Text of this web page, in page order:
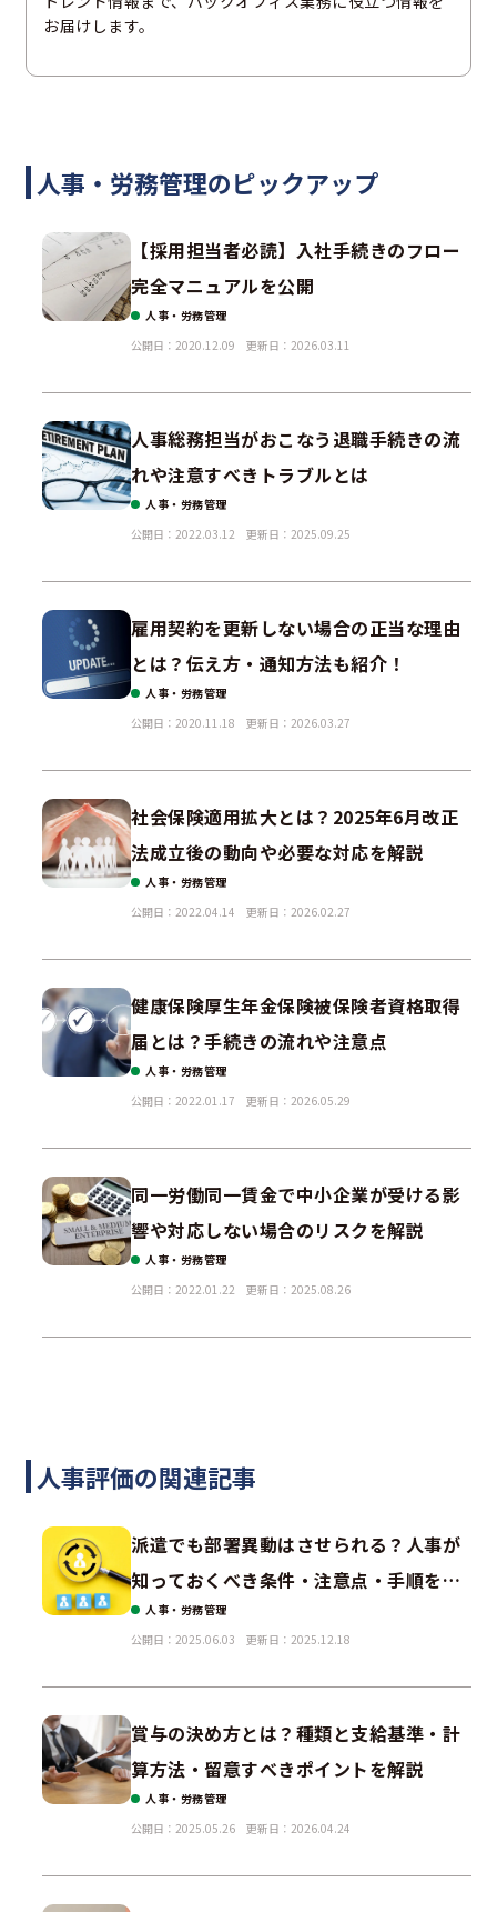
お届けします。
人事・労務管理のピックアップ
【採用担当者必読】入社手続きのフロー
完全マニュアルを公開
人事・労務管理
公開日：2020.12.09
更新日：2026.03.11
人事総務担当がおこなう退職手続きの流
れや注意すべきトラブルとは
人事・労務管理
公開日：2022.03.12
更新日：2025.09.25
雇用契約を更新しない場合の正当な理由
とは？伝え方・通知方法も紹介！
人事・労務管理
公開日：2020.11.18
更新日：2026.03.27
社会保険適用拡大とは？2025年6月改正
法成立後の動向や必要な対応を解説
人事・労務管理
公開日：2022.04.14
更新日：2026.02.27
健康保険厚生年金保険被保険者資格取得
届とは？手続きの流れや注意点
人事・労務管理
公開日：2022.01.17
更新日：2026.05.29
同一労働同一賃金で中小企業が受ける影
響や対応しない場合のリスクを解説
人事・労務管理
公開日：2022.01.22
更新日：2025.08.26
人事評価の関連記事
派遣でも部署異動はさせられる？人事が
知っておくべき条件・注意点・手順を解
説人事・労務管理
公開日：2025.06.03
更新日：2025.12.18
賞与の決め方とは？種類と支給基準・計
算方法・留意すべきポイントを解説
人事・労務管理
公開日：2025.05.26
更新日：2026.04.24